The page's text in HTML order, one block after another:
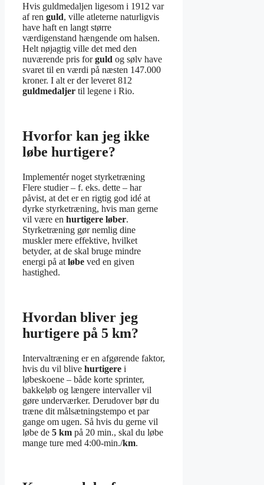
Hvis guldmedaljen ligesom i 1912 var
af ren guld, ville atleterne naturligvis
have haft en langt større
værdigenstand hængende om halsen.
Helt nøjagtig ville det med den
nuværende pris forguld og sølv have
svaret til en værdi på næsten 147.000
kroner. I alt er der leveret 812
guldmedaljer til legene i Rio.
Hvorfor kan jeg ikke
løbe hurtigere?
Implementér noget styrketræning
Flere studier – f. eks. dette – har
påvist, at det er en rigtig god idé at
dyrke styrketræning, hvis man gerne
vil være en hurtigere løber.
Styrketræning gør nemlig dine
muskler mere effektive, hvilket
betyder, at de skal bruge mindre
energi på at løbe ved en given
hastighed.
Hvordan bliver jeg
hurtigere på 5 km?
Intervaltræning er en afgørende faktor,
hvis du vil blive hurtigere i
løbeskoene – både korte sprinter,
bakkeløb og længere intervaller vil
gøre underværker. Derudover bør du
træne dit målsætningstempo et par
gange om ugen. Så hvis du gerne vil
løbe de 5 km på 20 min., skal du løbe
mange ture med 4:00-min./km.